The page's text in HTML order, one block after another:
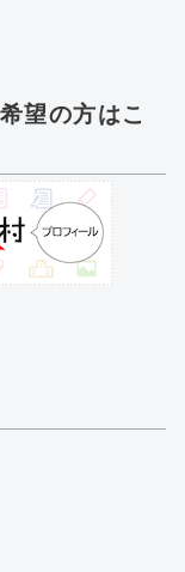
望の方はこ